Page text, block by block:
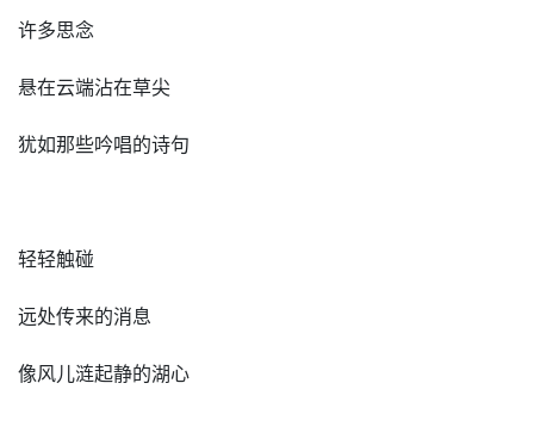
许多思念
悬在云端沾在草尖
犹如那些吟唱的诗句
轻轻触碰
远处传来的消息
像风儿涟起静的湖心